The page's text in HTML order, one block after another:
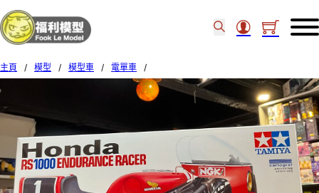
主頁 / 模型 / 模型車 / 電單車
/
Tamiya 14014 1/12 Honda RS1000 Endurance Racer 08333